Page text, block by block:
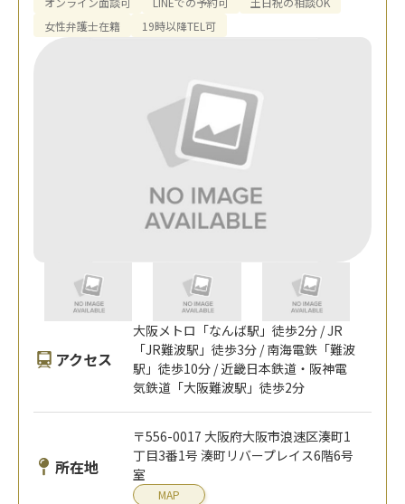
女性弁護士在籍
19時以降TEL可
アクセス
大阪メトロ「なんば駅」徒歩2分 / JR
「JR難波駅」徒歩3分 / 南海電鉄「難波
駅」徒歩10分 / 近畿日本鉄道・阪神電
気鉄道「大阪難波駅」徒歩2分
所在地
〒556-0017 大阪府大阪市浪速区湊町1
丁目3番1号 湊町リバープレイス6階6号
室
MAP